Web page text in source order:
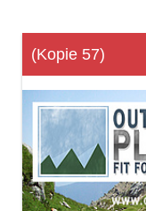
(Kopie 57)